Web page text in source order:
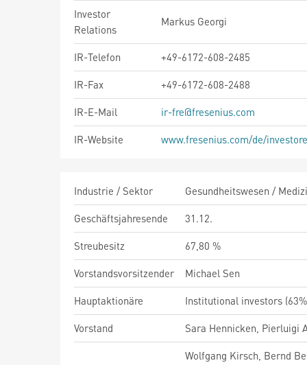
Investor
Relations
Markus Georgi
IR-Telefon
+49-6172-608-2485
IR-Fax
+49-6172-608-2488
IR-E-Mail
ir-fre@fresenius.com
IR-Website
www.fresenius.com/de/
Industrie / Sektor
Gesundheitswesen /
Geschäftsjahresende
31.12.
Streubesitz
67,80 %
Vorstandsvorsitzender
Michael Sen
Hauptaktionäre
Institutional investors
Vorstand
Sara Hennicken, Pierluigi
Wolfgang Kirsch, Bernd